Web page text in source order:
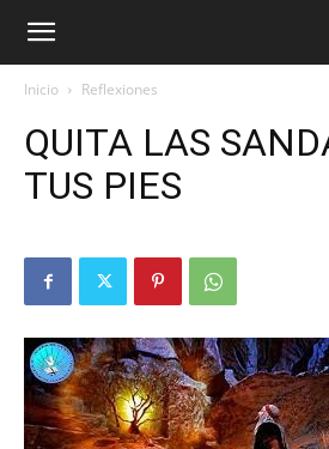
Inicio Reflexiones
QUITA LAS
TUS PIES